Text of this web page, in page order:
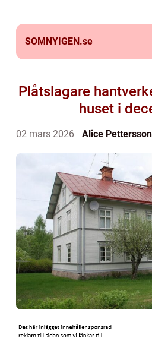
SOMNYIGEN.se
Plåtslagare
huset i
02 mars 2026 Alice Pettersson